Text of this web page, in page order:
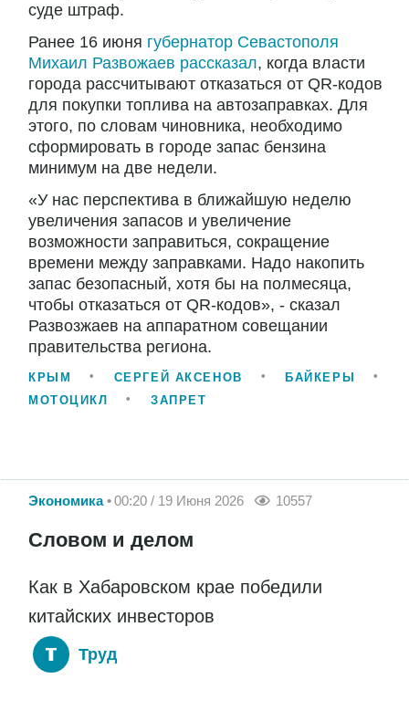
суде штраф.
Ранее 16 июня губернатор Севастополя
Михаил Развожаев рассказал, когда власти
города рассчитывают отказаться от QR-кодов
для покупки топлива на автозаправках. Для
этого, по словам чиновника, необходимо
сформировать в городе запас бензина
минимум на две недели.
«У нас перспектива в ближайшую неделю
увеличения запасов и увеличение
возможности заправиться, сокращение
времени между заправками. Надо накопить
запас безопасный, хотя бы на полмесяца,
чтобы отказаться от QR-кодов», - сказал
Развозжаев на аппаратном совещании
правительства региона.
КРЫМ СЕРГЕЙ АКСЕНОВ
БАЙКЕРЫ
МОТОЦИКЛ
ЗАПРЕТ
Экономика 00:20 / 19 Июня 2026 10557
Словом и делом
Как в Хабаровском крае победили
китайских инвесторов
Труд